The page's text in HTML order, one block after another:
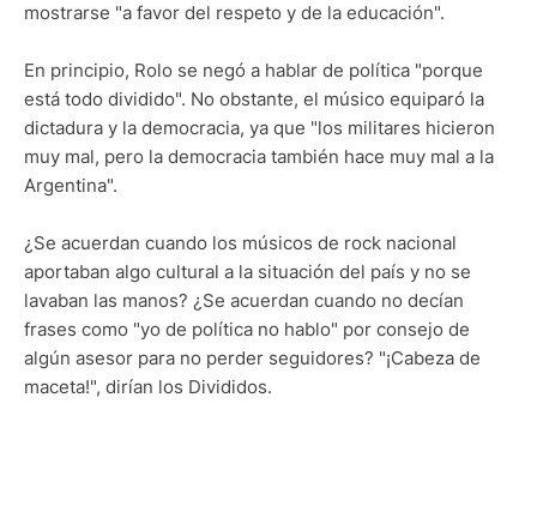
mostrarse "a favor del respeto y de la educación".
En principio, Rolo se negó a hablar de política "porque
está todo dividido". No obstante, el músico equiparó la
dictadura y la democracia, ya que "los militares hicieron
muy mal, pero la democracia también hace muy mal a la
Argentina".
¿Se acuerdan cuando los músicos de rock nacional
aportaban algo cultural a la situación del país y no se
lavaban las manos? ¿Se acuerdan cuando no decían
frases como "yo de política no hablo" por consejo de
algún asesor para no perder seguidores? "¡Cabeza de
maceta!", dirían los Divididos.